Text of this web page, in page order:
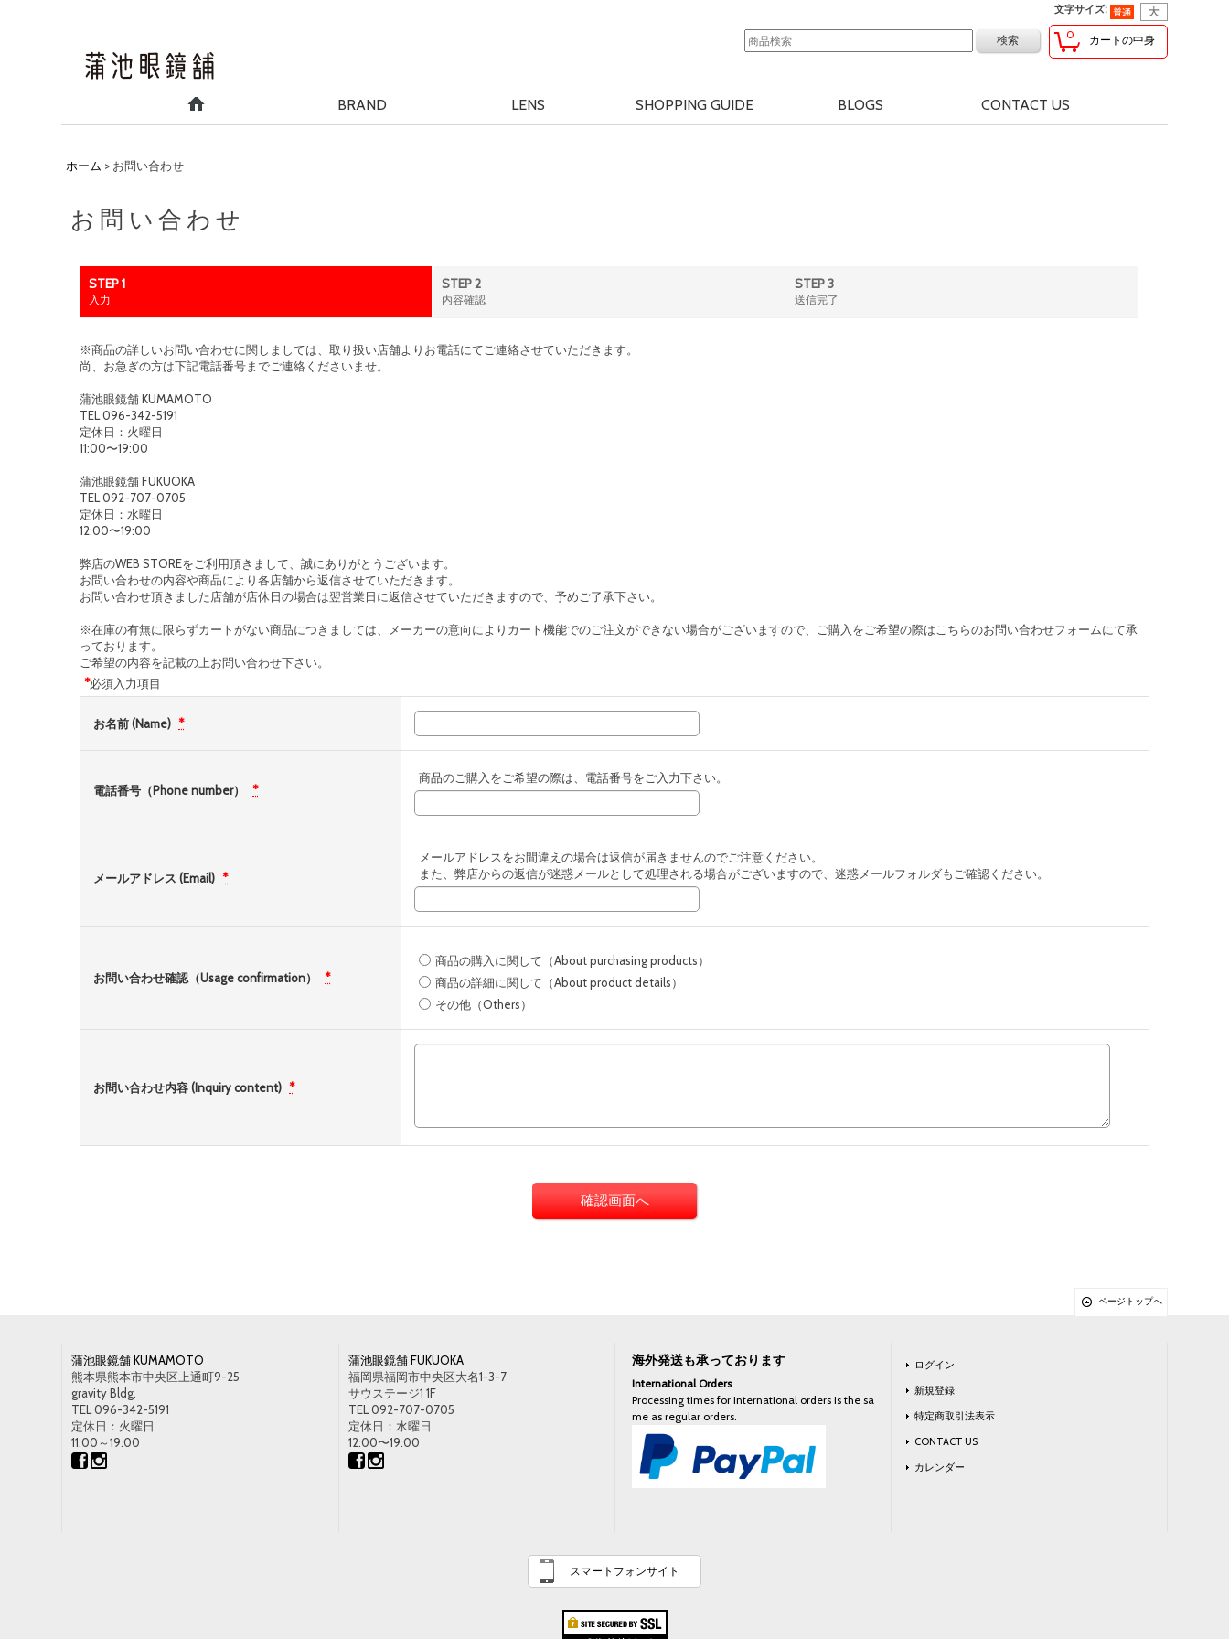
文字サイズ:
0 カートの中身
BRAND LENS SHOPPING GUIDE BLOGS CONTACT US
ホーム > お問い合わせ
お問い合わせ
STEP 1
入力
STEP 2
内容確認
STEP 3
送信完了
※商品の詳しいお問い合わせに関しましては、取り扱い店舗よりお電話にてご連絡させていただきます。
尚、お急ぎの方は下記電話番号までご連絡くださいませ。
蒲池眼鏡舗 KUMAMOTO
TEL 096-342-5191
定休日：火曜日
11:00〜19:00
蒲池眼鏡舗 FUKUOKA
TEL 092-707-0705
定休日：水曜日
12:00〜19:00
弊店のWEB STOREをご利用頂きまして、誠にありがとうございます。
お問い合わせの内容や商品により各店舗から返信させていただきます。
お問い合わせ頂きました店舗が店休日の場合は翌営業日に返信させていただきますので、予めご了承下さい。
※在庫の有無に限らずカートがない商品につきましては、メーカーの意向によりカート機能でのご注文ができない場合がございますので、ご購入をご希望の際はこちらのお問い合わせフォームにて承
っております。
ご希望の内容を記載の上お問い合わせ下さい。
*必須入力項目
お名前 (Name) *
電話番号（Phone number） *
商品のご購入をご希望の際は、電話番号をご入力下さい。
メールアドレス (Email) *
メールアドレスをお間違えの場合は返信が届きませんのでご注意ください。
また、弊店からの返信が迷惑メールとして処理される場合がございますので、迷惑メールフォルダもご確認ください。
お問い合わせ確認（Usage confirmation） *
商品の購入に関して（About purchasing products）
商品の詳細に関して（About product details）
その他（Others）
お問い合わせ内容 (Inquiry content) *
ページトップへ
蒲池眼鏡舗 KUMAMOTO
熊本県熊本市中央区上通町9-25
gravity Bldg.
TEL 096-342-5191
定休日：火曜日
11:00～19:00
蒲池眼鏡舗 FUKUOKA
福岡県福岡市中央区大名1-3-7
サウステージ1 1F
TEL 092-707-0705
定休日：水曜日
12:00〜19:00
海外発送も承っております
International Orders
Processing times for international orders is the sa
me as regular orders.
ログイン
新規登録
特定商取引法表示
CONTACT US
カレンダー
スマートフォンサイト